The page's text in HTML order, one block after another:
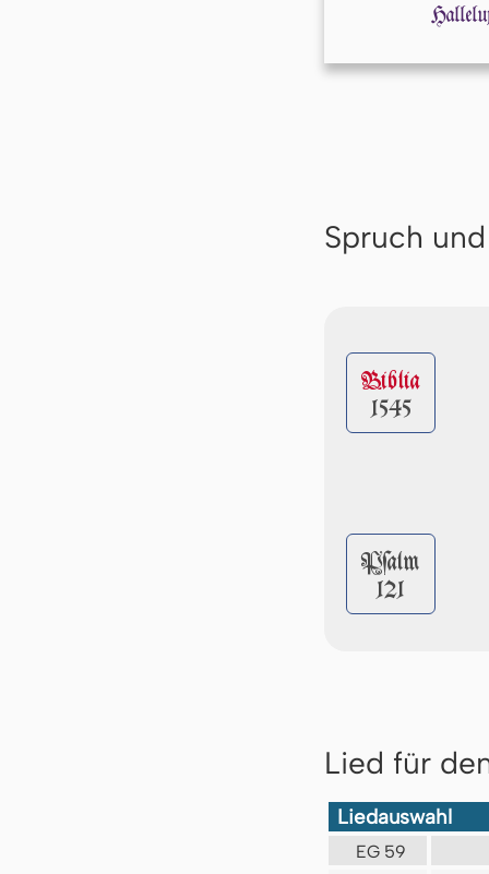
Spruch
Biblia
1545
Pſalm
121
Lied für
Liedauswahl
EG 59